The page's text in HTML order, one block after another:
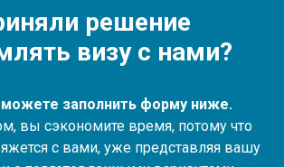
решение
визу с нами?
заполнить форму ниже.
вы сэкономите время, потому что
с вами, уже представляя вашу